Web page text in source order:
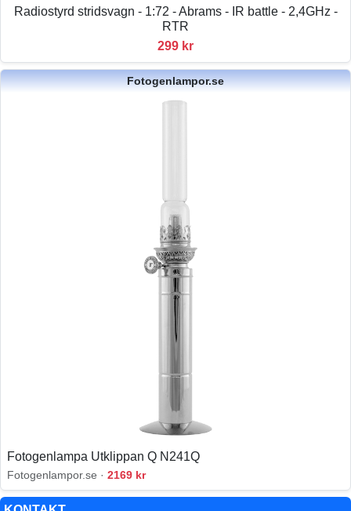
Radiostyrd stridsvagn - 1:72 - Abrams - IR battle - 2,4GHz -
RTR
299 kr
Fotogenlampor.se
Fotogenlampa Utklippan Q N241Q
Fotogenlampor.se · 2169 kr